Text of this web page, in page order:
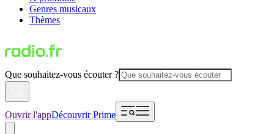
Genres musicaux
Thèmes
Que souhaitez-vous écouter ?
Ouvrir l'appDécouvrir Prime